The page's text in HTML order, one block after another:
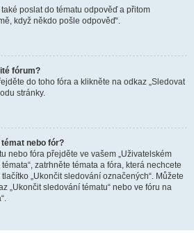
poslat do tématu odpověď a přitom
když někdo pošle odpověď“.
fórum?
do toho fóra a klikněte na odkaz „Sledovat
stránky.
nebo fór?
nebo fóra přejděte ve vašem „Uživatelském
zatrhněte témata a fóra, která nechcete
„Ukončit sledování označených“. Můžete
„Ukončit sledování tématu“ nebo ve fóru na